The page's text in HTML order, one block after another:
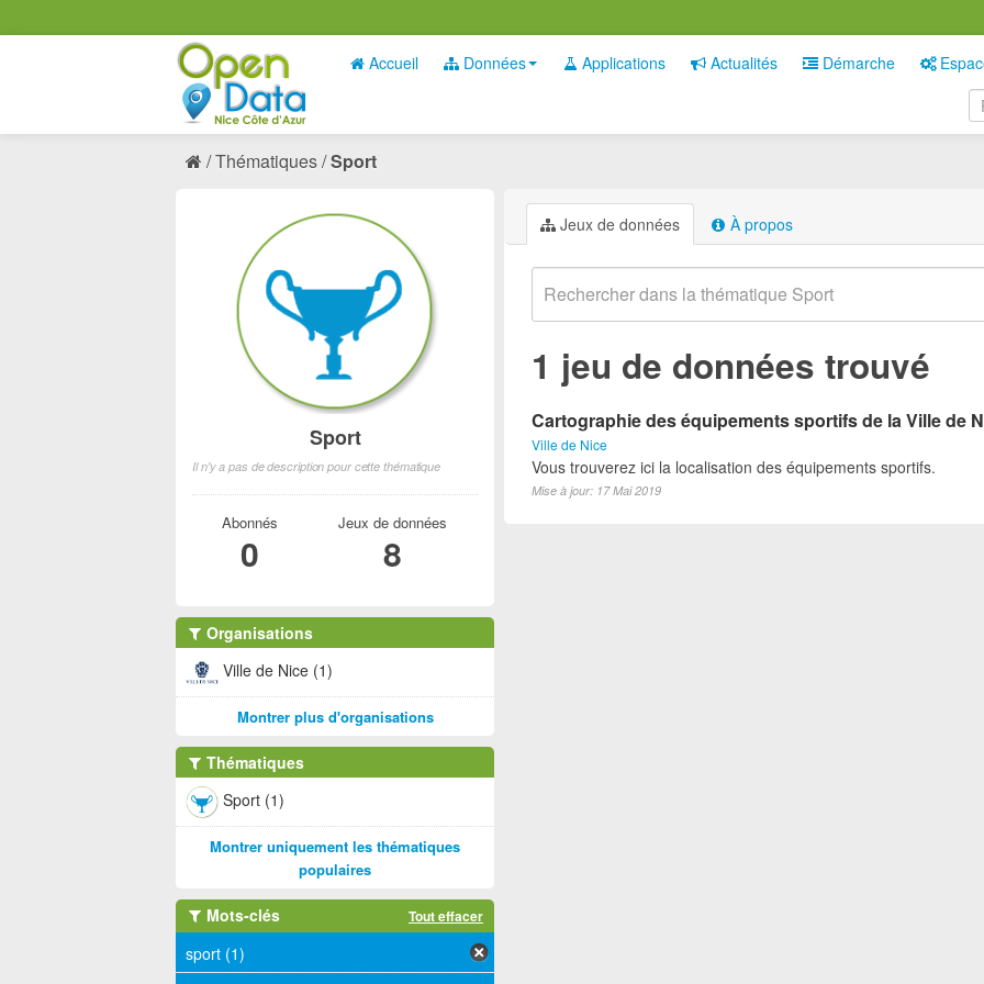
Accueil Données Applications Actualités Démarche
Thématiques Sport
Jeux de données À propos
1 jeu de données trouvé
Cartographie des équipements sportifs de la Ville de
Ville de Nice
Vous trouverez ici la localisation des équipements sportifs.
Mise à jour: 17 Mai 2019
Sport
Il n'y a pas de description pour cette thématique
Abonnés
0
Jeux de données
8
Organisations
Ville de Nice (1)
Montrer plus d'organisations
Thématiques
Sport (1)
Montrer uniquement les thématiques
populaires
Mots-clés Tout effacer
sport (1)